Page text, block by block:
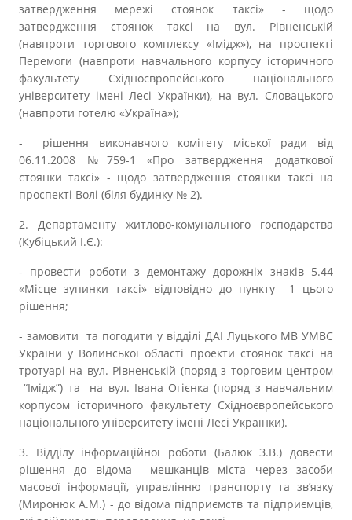
затвердження мережі стоянок таксі» - щодо
затвердження стоянок таксі на вул. Рівненській
(навпроти торгового комплексу «Імідж»), на проспекті
Перемоги (навпроти навчального корпусу історичного
факультету Східноєвропейського національного
університету імені Лесі Українки), на вул. Словацького
(навпроти готелю «Україна»);
- рішення виконавчого комітету міської ради від
06.11.2008 №759-1 «Про затвердження додаткової
стоянки таксі» - щодо затвердження стоянки таксі на
проспекті Волі (біля будинку № 2).
2. Департаменту житлово-комунального господарства
(Кубіцький І.Є.):
- провести роботи з демонтажу дорожніх знаків 5.44
«Місце зупинки таксі» відповідно до пункту 1 цього
рішення;
- замовити та погодити у відділі ДАІ Луцького МВ УМВС
України у Волинської області проекти стоянок таксі на
тротуарі на вул. Рівненській (поряд з торговим центром
“Імідж”) та на вул. Івана Огієнка (поряд з навчальним
корпусом історичного факультету Східноєвропейського
національного університету імені Лесі Українки).
3. Відділу інформаційної роботи (Балюк З.В.) довести
рішення до відома мешканців міста через засоби
масової інформації, управлінню транспорту та зв’язку
(Миронюк А.М.) - до відома підприємств та підприємців,